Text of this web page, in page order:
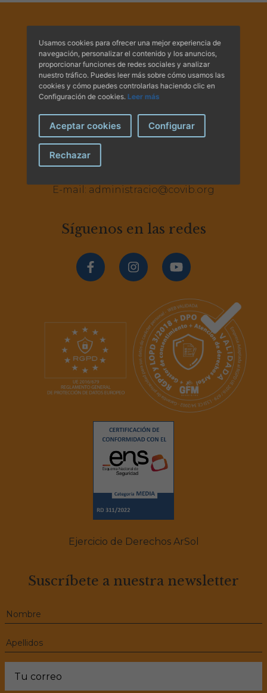
Consejos para tus mascotas
Guía Responsable
CONTACTO
Av. Comte Sallent, 2
Principal A i B - 07003
Tel.:
E-mail: administracio@covib.org
Síguenos en las redes
Ejercicio de Derechos ArSol
Suscríbete a nuestra newsletter
Usamos cookies para ofrecer una mejor experiencia de
navegación, personalizar el contenido y los anuncios,
proporcionar funciones de redes sociales y analizar
nuestro tráfico. Puedes leer más sobre cómo usamos las
cookies y cómo puedes controlarlas haciendo clic en
Configuración de cookies. Leer más
Aceptar cookies Configurar
Rechazar